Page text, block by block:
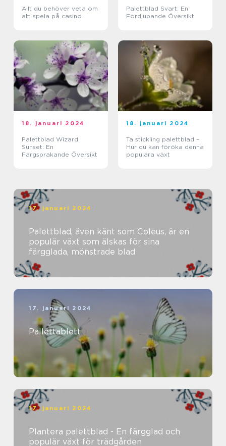
Allt du behöver veta om
att spela på casino
Palettblad Svart: En
Fördjupande Översikt
18. januari 2024
Palettblad Wizard
Sunset: En
Färgsprakande Översikt
18. januari 2024
Ta stickling palettblad –
Hur du kan föröka denna
populära växt
17. januari 2024
Palettblad, även känt som Coleus, är en
populär växt som älskas för sina
färgglada, mönstrade blad
17. januari 2024
Pallettablett
17. januari 2024
Plantera palettblad - En färgglad och
populär växt för trädgården